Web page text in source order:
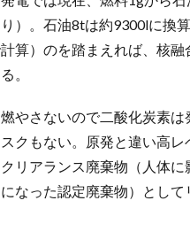
）。石油8tは約9300lに換
算）のを踏まえれば、核
。
やさないので二酸化炭素
クもない。原発と違い高
リアランス廃棄物（人体
なった認定廃棄物）とし